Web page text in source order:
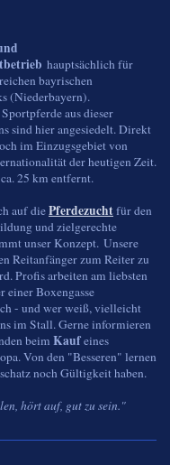
hauptsächlich für
bayrischen
(Niederbayern).
aus dieser
sind hier angesiedelt. Direkt
im Einzugsgebiet von
der heutigen Zeit.
25 km entfernt.
auf diePferdezuchtfür den
und zielgerechte
unser Konzept. Unsere
Reitanfänger zum Reiter zu
Profis arbeiten am liebsten
einer Boxengasse
- und wer weiß, vielleicht
im Stall. Gerne informieren
beim Kaufeines
Von den "Besseren" lernen
noch Gültigkeit haben.
hört auf, gut zu sein."